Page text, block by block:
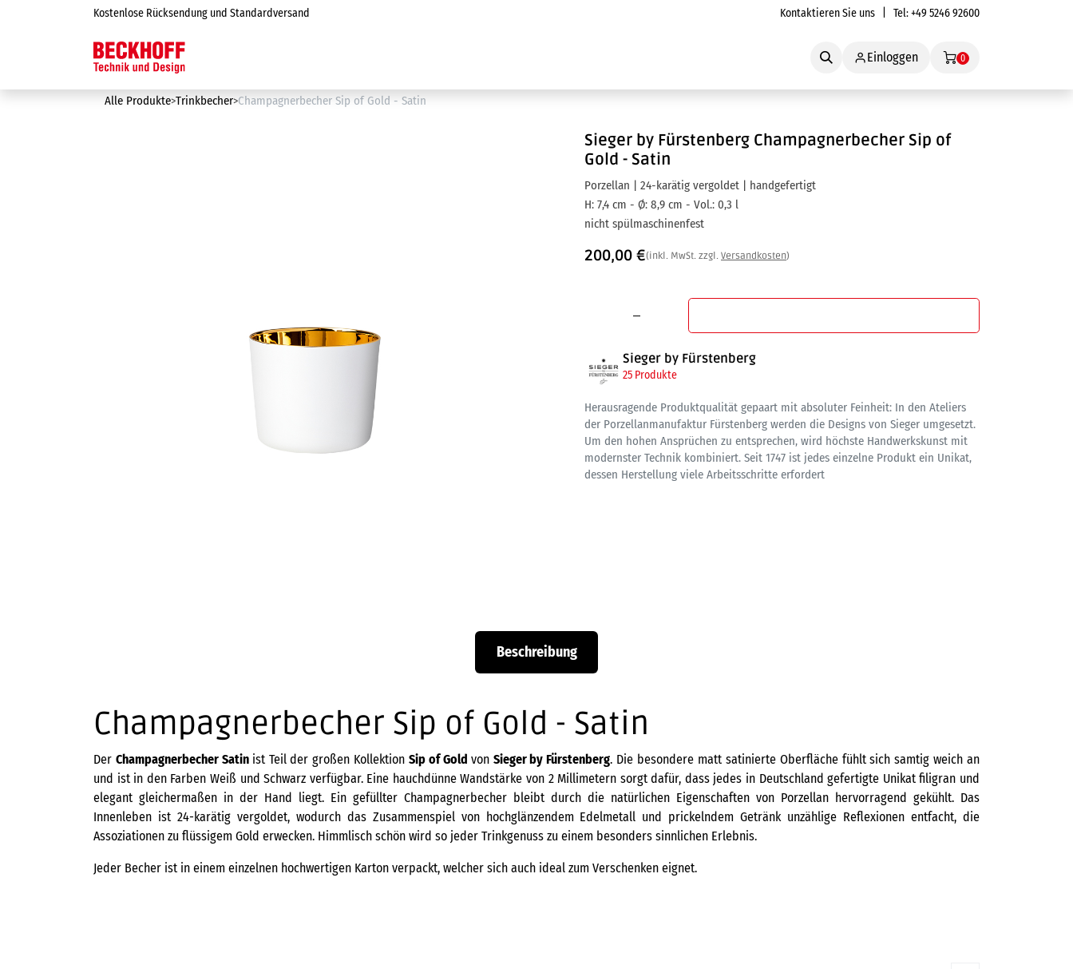
Zum Inhalt springenKostenlose Rücksendung und Standardversand Kontaktieren Sie uns | Tel:+49 5246 92600
Einloggen 0
Alle Produkte Trinkbecher Champagnerbecher Sip of Gold - Satin
Sieger by Fürstenberg Champagnerbecher Sip of
Gold - Satin
Porzellan | 24-karätig vergoldet | handgefertigt
H: 7,4 cm - Ø: 8,9 cm - Vol.: 0,3 l
nicht spülmaschinenfest
200,00 €(inkl. MwSt. zzgl. Versandkosten)
Sieger by Fürstenberg
25 Produkte
Herausragende Produktqualität gepaart mit absoluter Feinheit: In den Ateliers
der Porzellanmanufaktur Fürstenberg werden die Designs von Sieger umgesetzt.
Um den hohen Ansprüchen zu entsprechen, wird höchste Handwerkskunst mit
modernster Technik kombiniert. Seit 1747 ist jedes einzelne Produkt ein Unikat,
dessen Herstellung viele Arbeitsschritte erfordert
Beschreibung
Champagnerbecher Sip of Gold - Satin
Der Champagnerbecher Satin ist Teil der großen Kollektion Sip of Gold von Sieger by Fürstenberg. ​Die besondere matt satinierte Oberfläche fühlt sich samtig weich an
und ist in den Farben Weiß und Schwarz verfügbar. Eine hauchdünne Wandstärke von 2 Millimetern sorgt dafür, dass jedes in Deutschland gefertigte Unikat filigran und
elegant gleichermaßen in der Hand liegt. Ein gefüllter Champagnerbecher bleibt durch die natürlichen Eigenschaften von Porzellan hervorragend gekühlt. Das
Innenleben ist 24-karätig vergoldet, wodurch das Zusammenspiel von hochglänzendem Edelmetall und prickelndem Getränk unzählige Reflexionen entfacht, die
Assoziationen zu flüssigem Gold erwecken. Himmlisch schön wird so jeder Trinkgenuss zu einem besonders sinnlichen Erlebnis.
Jeder Becher ist in einem einzelnen hochwertigen Karton verpackt, welcher sich auch ideal zum Verschenken eignet.